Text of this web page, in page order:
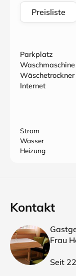
Preisliste
Parkplatz
Waschmaschine
Wäschetrockner
Internet
Strom
Wasser
Heizung
Kontakt
Frau
Seit